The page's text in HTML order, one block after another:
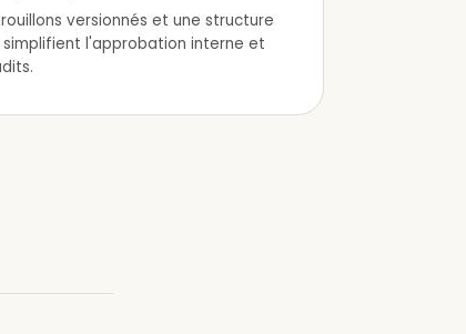
versionnés et une structure
simplifient l'approbation interne et